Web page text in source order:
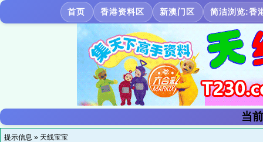
首页 香港资料区 新澳门区 简洁浏览:香
当
提示信息 » 天线宝宝